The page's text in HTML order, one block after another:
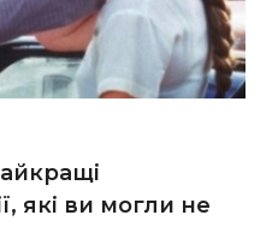
які ви могли не